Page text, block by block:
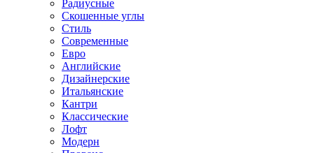
Радиусные
Скошенные углы
Стиль
Современные
Евро
Английские
Дизайнерские
Итальянские
Кантри
Классические
Лофт
Модерн